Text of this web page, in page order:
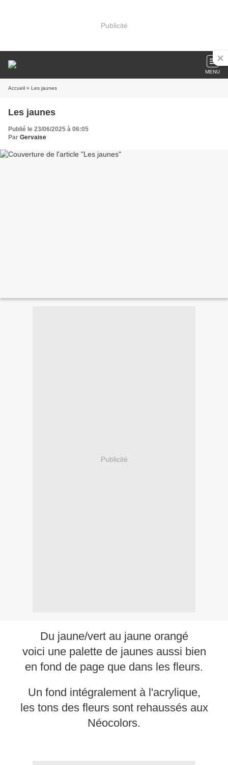
Publicité
MENU
Accueil » Les jaunes
Les jaunes
Publié le 23/06/2025 à 06:05
Par Gervaise
Publicité
Du jaune/vert au jaune orangé
voici une palette de jaunes aussi bien
en fond de page que dans les fleurs.
Un fond intégralement à l'acrylique,
les tons des fleurs sont rehaussés aux
Néocolors.